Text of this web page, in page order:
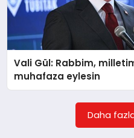
DÜNYA
EKONOMI
Vali Gül: Rabbim,
muhafaza eylesin
Daha